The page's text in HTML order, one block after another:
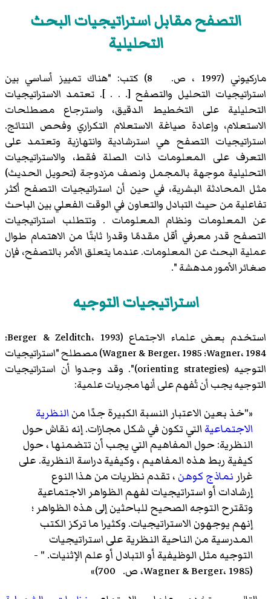
التصفح مقابل استراتيجيات البحث
التحليلية
ماركيوني (1997 ، ص. 8) كتب: "هناك تمييز أساسي بين
استراتيجيات التحليل والتصفح [. . . ]. تعتمد الاستراتيجيات
التحليلية على التخطيط الدقيق، واسترجاع مصطلحات
الاستعلام، وإعادة صياغة الاستعلام التكراري وفحص النتائج.
استراتيجيات التصفح هي استرشادية وانتهازية وتعتمد على
التعرف على المعلومات ذات الصلة فقط، والاستراتيجيات
التحليلية موجهة بالمجمل ونصف مزدوجة (تحويل الحديث)
مثل المحادثة البشرية، في حين أن استراتيجيات التصفح أكثر
تفاعلية من حيث التبادل والتعاون في الوقت الفعلي بين الباحث
عن المعلومات ونظام المعلومات . وتتطلب استراتيجيات
التصفح قدر معرفي أقل مقدمًا وقدرا ثابتًا من الاهتمام طوال
عملية البحث عن المعلومات. عندما يتعلق الأمر بالتصفح، فإن
صغائر الأمور مدهشة ".
استراتيجيات التوجيه
استخدم بعض علماء الاجتماع (Berger & Zelditch، 1993؛
Wagner، 1984؛ Wagner & Berger، 1985) مصطلح "استراتيجيات
التوجيه (orienting strategies)". وقد وجدوا أن استراتيجيات
التوجيه يجب أن تُفهم على أنها مجريات علمية:
«"خذ بعين الاعتبار النسبة الكبيرة جدًا من النظرية
الاجتماعية التي تكون في شكل مجازات. إنه نقاش حول
النظرية: حول المفاهيم التي يجب أن تتضمنها ، حول
كيفية ربط هذه المفاهيم ، وكيفية دراسة النظرية. على
غرار نماذج كوهن ، تقدم نظريات من هذا النوع
إرشادات أو استراتيجيات لفهم الظواهر الاجتماعية
وتقترح التوجه الصحيح للباحثين إلى هذه الظواهر ؛
إنهم يوجهون الاستراتيجيات. وكثيرا ما تركز الكتب
المدرسية من الناحية النظرية على استراتيجيات
التوجيه مثل الوظيفية أو التبادل أو علم الإثنيات. " -
(Wagner & Berger، 1985، ص. 700)»